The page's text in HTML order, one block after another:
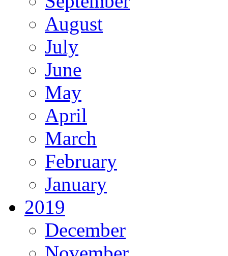
August
July
June
May
April
March
February
January
2019
December